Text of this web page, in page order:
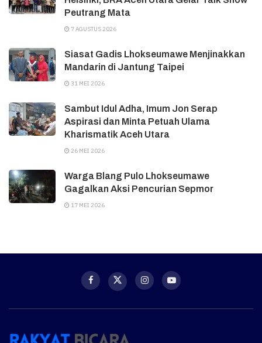
Peutrang Mata
7 AGUSTUS 2026
Siasat Gadis Lhokseumawe Menjinakkan
Mandarin di Jantung Taipei
31 MEI 2026
Sambut Idul Adha, Imum Jon Serap
Aspirasi dan Minta Petuah Ulama
Kharismatik Aceh Utara
26 MEI 2026
Warga Blang Pulo Lhokseumawe
Gagalkan Aksi Pencurian Sepmor
17 MEI 2026